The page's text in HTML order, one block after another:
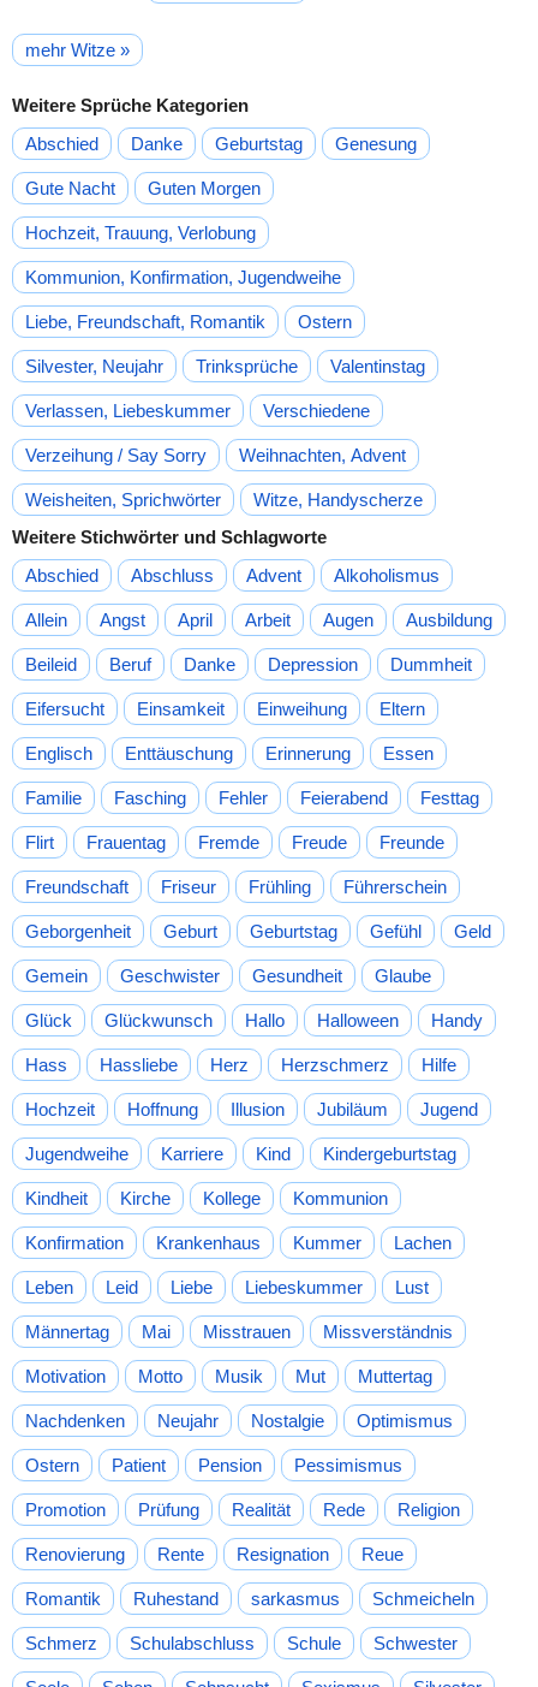
mehr Witze »
Weitere Sprüche Kategorien
Abschied
Danke Geburtstag Genesung
Gute Nacht Guten Morgen
Hochzeit, Trauung, Verlobung
Kommunion, Konfirmation, Jugendweihe
Liebe, Freundschaft, Romantik Ostern
Silvester, Neujahr Trinksprüche Valentinstag
Verlassen, Liebeskummer Verschiedene
Verzeihung / Say Sorry Weihnachten, Advent
Weisheiten, Sprichwörter
Witze, Handyscherze
Weitere Stichwörter und Schlagworte
Abschied
Abschluss Advent Alkoholismus
Allein Angst April Arbeit Augen Ausbildung
Beileid Beruf Danke Depression Dummheit
Eifersucht Einsamkeit Einweihung Eltern
Englisch Enttäuschung Erinnerung Essen
Familie Fasching Fehler Feierabend Festtag
Flirt Frauentag Fremde Freude Freunde
Freundschaft Friseur Frühling Führerschein
Geborgenheit Geburt Geburtstag Gefühl Geld
Gemein Geschwister Gesundheit Glaube
Glück Glückwunsch Hallo Halloween Handy
Hass Hassliebe Herz Herzschmerz Hilfe
Hochzeit Hoffnung Illusion Jubiläum Jugend
Jugendweihe Karriere Kind Kindergeburtstag
Kindheit Kirche Kollege Kommunion
Konfirmation Krankenhaus Kummer Lachen
Leben Leid Liebe Liebeskummer Lust
Männertag Mai Misstrauen Missverständnis
Motivation Motto Musik Mut Muttertag
Nachdenken Neujahr Nostalgie Optimismus
Ostern Patient Pension Pessimismus
Promotion Prüfung Realität Rede Religion
Renovierung Rente Resignation Reue
Romantik Ruhestand sarkasmus Schmeicheln
Schmerz Schulabschluss Schule Schwester